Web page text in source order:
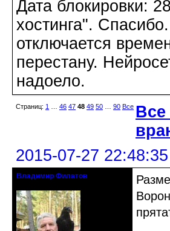
Дата блокировки:
хостинга".
отключается
перестану.
надоело.
Страниц: 1 46 47 48 49 50 90 Все
2015-07-27 22:48:35
Владимир Филатов